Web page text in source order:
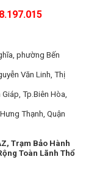
phường Bến
Văn Linh, Thị
Tp.Biên Hòa,
Thạnh, Quận
Trạm Bảo Hành
Toàn Lãnh Thổ